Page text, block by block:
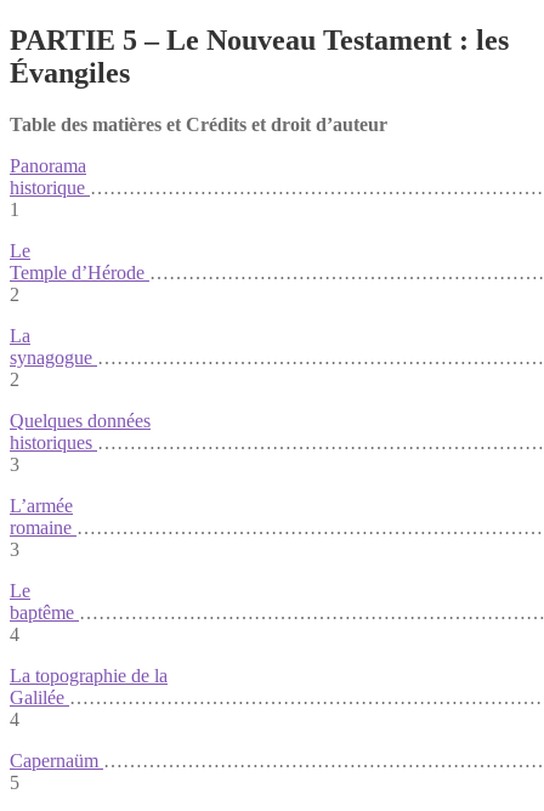
PARTIE 5 – Le Nouveau Testament : les
Évangiles
Table des matières et Crédits et droit d’auteur
Panorama
historique
1
Le
Temple d’Hérode
2
La
synagogue
2
Quelques données
historiques
3
L’armée
romaine
3
Le
baptême
4
La topographie de la
Galilée
4
Capernaüm
5